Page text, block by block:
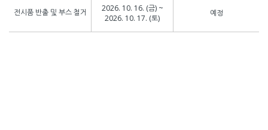
전시품 반출 및 부스 철거
2026. 10. 16. (금) ~
2026. 10. 17. (토)
예정